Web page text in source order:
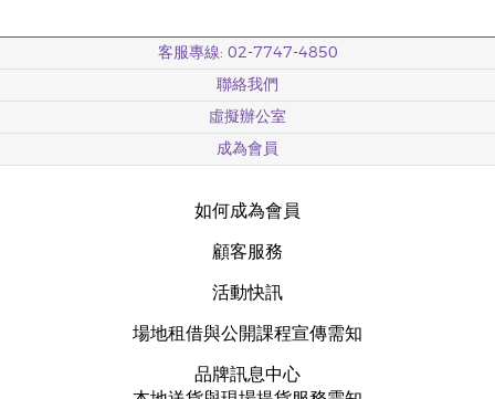
客服專線: 02-7747-4850
聯絡我們
虛擬辦公室
成為會員
如何成為會員
顧客服務
活動快訊
場地租借與公開課程宣傳需知
品牌訊息中心